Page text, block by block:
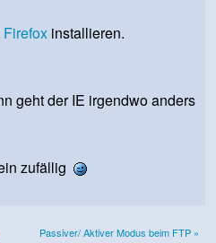
Firefox installieren.
geht der IE irgendwo anders
zufällig
Passiver/ Aktiver Modus beim FTP »